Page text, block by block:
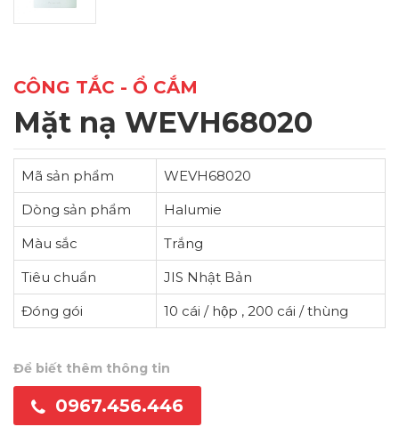
CÔNG TẮC - Ổ CẮM
Mặt nạ WEVH68020
Mã sản phẩm
WEVH68020
Dòng sản phẩm
Halumie
Màu sắc
Trắng
Tiêu chuẩn
JIS Nhật Bản
Đóng gói
10 cái / hộp , 200 cái / thùng
Để biết thêm thông tin
0967.456.446